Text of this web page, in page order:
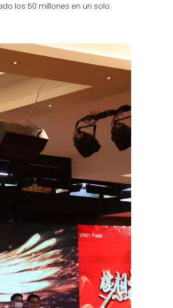
los 50 millones en un solo